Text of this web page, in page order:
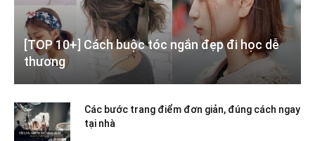
[TOP 10+] Cách buộc tóc ngắn đẹp đi học dễ
thương
Các bước trang điểm đơn giản, đúng cách ngay
tại nhà